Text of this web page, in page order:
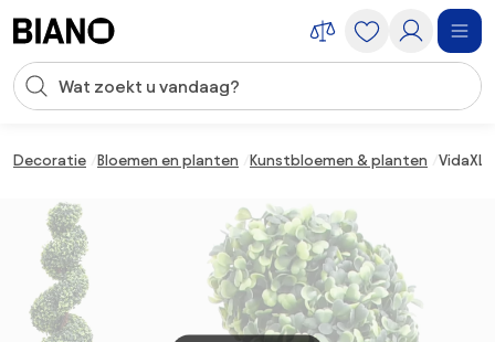
Zoekopdracht invoeren
Decoratie Bloemen en planten Kunstbloemen & planten VidaXL